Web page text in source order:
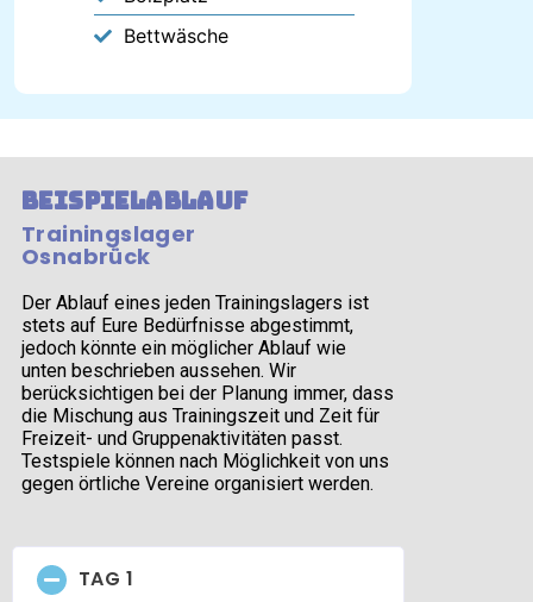
Bettwäsche
Beispielablauf
Trainingslager
Osnabrück
Der Ablauf eines jeden Trainingslagers ist
stets auf Eure Bedürfnisse abgestimmt,
jedoch könnte ein möglicher Ablauf wie
unten beschrieben aussehen. Wir
berücksichtigen bei der Planung immer, dass
die Mischung aus Trainingszeit und Zeit für
Freizeit- und Gruppenaktivitäten passt.
Testspiele können nach Möglichkeit von uns
gegen örtliche Vereine organisiert werden.
TAG 1